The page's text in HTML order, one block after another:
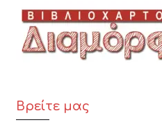
Βρείτε μας